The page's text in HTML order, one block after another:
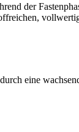
der
eine